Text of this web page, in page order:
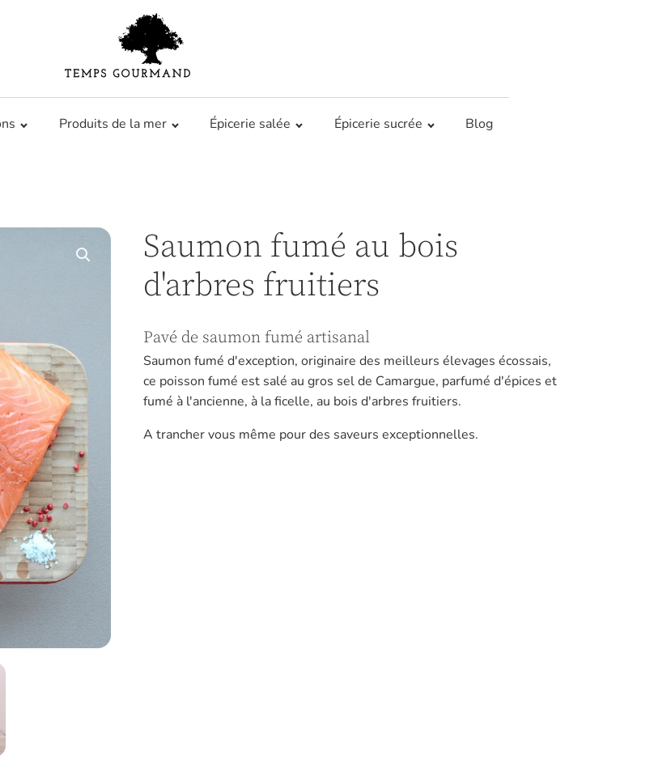
Produits de la mer Épicerie salée Épicerie sucrée Blog
Saumon fumé au bois
d'arbres fruitiers
Pavé de saumon fumé artisanal
Saumon fumé d'exception, originaire des meilleurs élevages écossais,
ce poisson fumé est salé au gros sel de Camargue, parfumé d'épices et
fumé à l'ancienne, à la ficelle, au bois d'arbres fruitiers.
A trancher vous même pour des saveurs exceptionnelles.